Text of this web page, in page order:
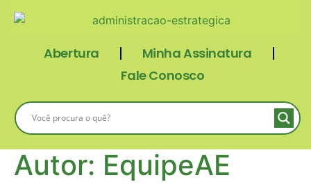
Abertura
Minha Assinatura
Fale Conosco
Autor: EquipeAE